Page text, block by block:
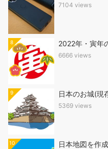
7104 views
8 2022年・寅年
6666 views
9 日本のお城(現
5369 views
10 日本地図を作